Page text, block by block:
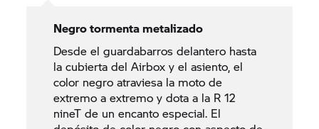
Negro tormenta metalizado
Desde el guardabarros delantero hasta
la cubierta del Airbox y el asiento, el
color negro atraviesa la moto de
extremo a extremo y dota a la R 12
nineT de un encanto especial. El